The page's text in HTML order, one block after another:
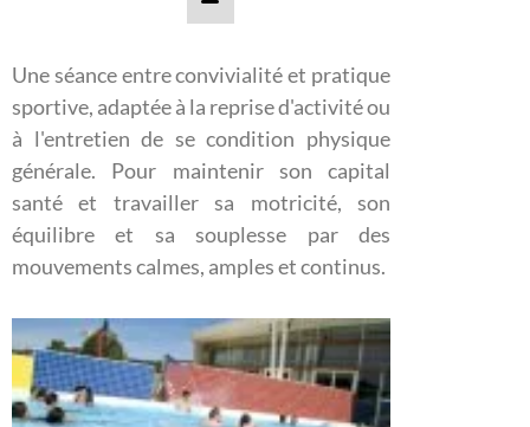
Une séance entre convivialité et pratique
sportive, adaptée à la reprise d'activité ou
à l'entretien de se condition physique
générale. Pour maintenir son capital
santé et travailler sa motricité, son
équilibre et sa souplesse par des
mouvements calmes, amples et continus.